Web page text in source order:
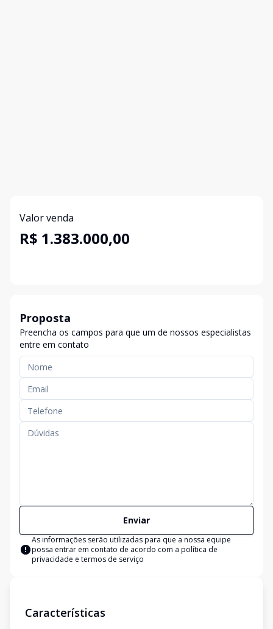
Valor venda
R$ 1.383.000,00
Proposta
Preencha os campos para que um de nossos especialistas
entre em contato
Enviar
As informações serão utilizadas para que a nossa equipe
possa entrar em contato de acordo com a política de
privacidade e termos de serviço
Características